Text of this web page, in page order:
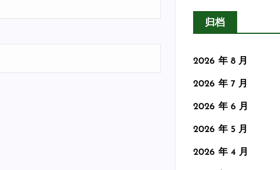
归档
2026 年 8 月
2026 年 7 月
2026 年 6 月
2026 年 5 月
2026 年 4 月